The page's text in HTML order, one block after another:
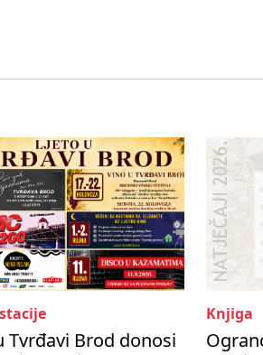
Tvrđavi Brod donosi
Knjiga